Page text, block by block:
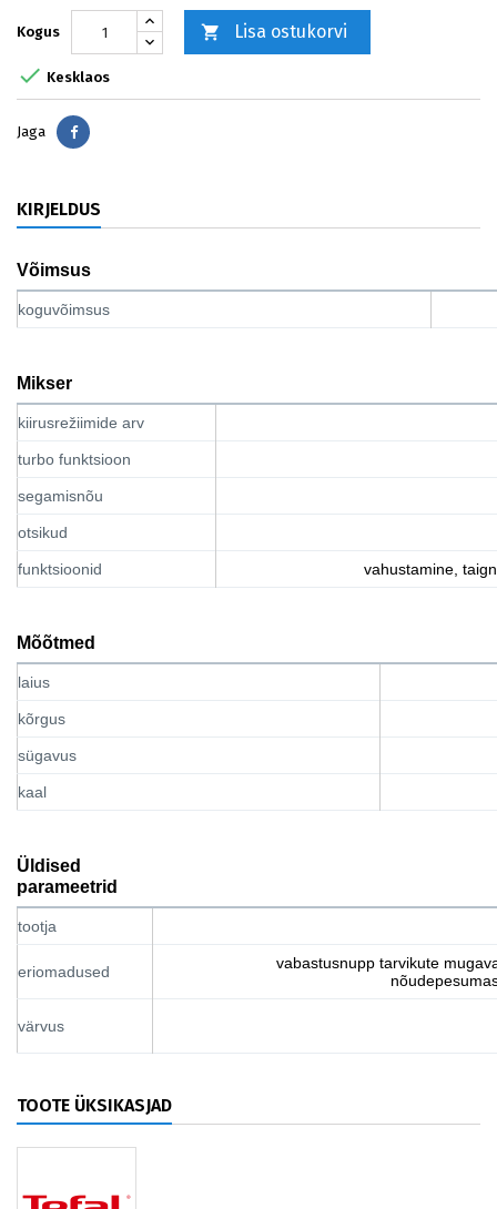
Kogus  Lisa ostukorvi
 Kesklaos
Jaga Jaga
KIRJELDUS
Võimsus
koguvõimsus
Mikser
kiirusrežiimide arv
turbo funktsioon
segamisnõu
otsikud
funktsioonid vahustamine,
Mõõtmed
laius
kõrgus
sügavus
kaal
Üldised
parameetrid
tootja
eriomadused
vabastusnupp tarvikute
värvus
TOOTE ÜKSIKASJAD